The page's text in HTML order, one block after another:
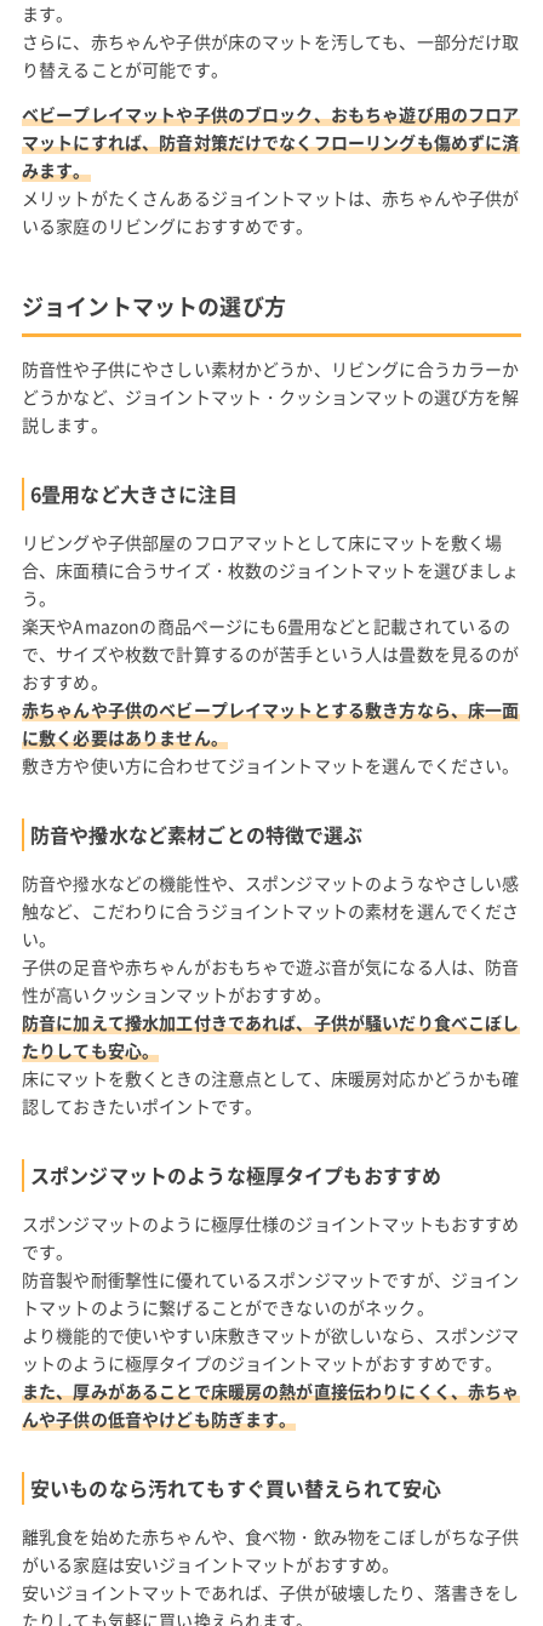
ます。
さらに、赤ちゃんや子供が床のマットを汚しても、一部分だけ取
り替えることが可能です。
ベビープレイマットや子供のブロック、おもちゃ遊び用のフロア
マットにすれば、防音対策だけでなくフローリングも傷めずに済
みます。
メリットがたくさんあるジョイントマットは、赤ちゃんや子供が
いる家庭のリビングにおすすめです。
ジョイントマットの選び方
防音性や子供にやさしい素材かどうか、リビングに合うカラーか
どうかなど、ジョイントマット・クッションマットの選び方を解
説します。
6畳用など大きさに注目
リビングや子供部屋のフロアマットとして床にマットを敷く場
合、床面積に合うサイズ・枚数のジョイントマットを選びましょ
う。
楽天やAmazonの商品ページにも6畳用などと記載されているの
で、サイズや枚数で計算するのが苦手という人は畳数を見るのが
おすすめ。
赤ちゃんや子供のベビープレイマットとする敷き方なら、床一面
に敷く必要はありません。
敷き方や使い方に合わせてジョイントマットを選んでください。
防音や撥水など素材ごとの特徴で選ぶ
防音や撥水などの機能性や、スポンジマットのようなやさしい感
触など、こだわりに合うジョイントマットの素材を選んでくださ
い。
子供の足音や赤ちゃんがおもちゃで遊ぶ音が気になる人は、防音
性が高いクッションマットがおすすめ。
防音に加えて撥水加工付きであれば、子供が騒いだり食べこぼし
たりしても安心。
床にマットを敷くときの注意点として、床暖房対応かどうかも確
認しておきたいポイントです。
スポンジマットのような極厚タイプもおすすめ
スポンジマットのように極厚仕様のジョイントマットもおすすめ
です。
防音製や耐衝撃性に優れているスポンジマットですが、ジョイン
トマットのように繋げることができないのがネック。
より機能的で使いやすい床敷きマットが欲しいなら、スポンジマ
ットのように極厚タイプのジョイントマットがおすすめです。
また、厚みがあることで床暖房の熱が直接伝わりにくく、赤ちゃ
んや子供の低音やけども防ぎます。
安いものなら汚れてもすぐ買い替えられて安心
離乳食を始めた赤ちゃんや、食べ物・飲み物をこぼしがちな子供
がいる家庭は安いジョイントマットがおすすめ。
安いジョイントマットであれば、子供が破壊したり、落書きをし
たりしても気軽に買い換えられます。